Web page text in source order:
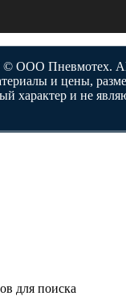
© ООО Пневмотех.
и цены,
характер и не
для поиска